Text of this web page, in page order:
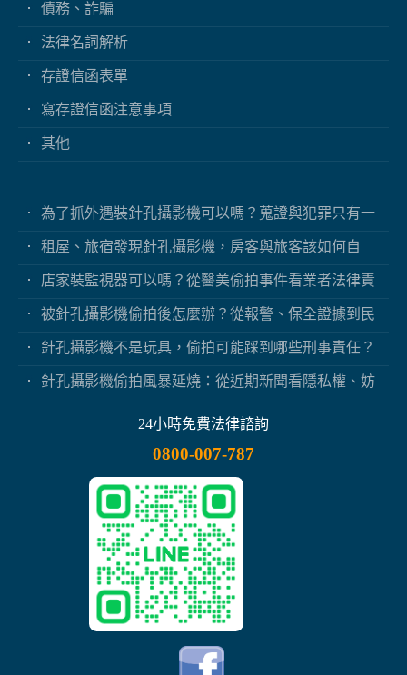
債務、詐騙
法律名詞解析
存證信函表單
寫存證信函注意事項
其他
為了抓外遇裝針孔攝影機可以嗎？蒐證與犯罪只有一
租屋、旅宿發現針孔攝影機，房客與旅客該如何自
店家裝監視器可以嗎？從醫美偷拍事件看業者法律責
被針孔攝影機偷拍後怎麼辦？從報警、保全證據到民
針孔攝影機不是玩具，偷拍可能踩到哪些刑事責任？
針孔攝影機偷拍風暴延燒：從近期新聞看隱私權、妨
24小時免費法律諮詢
0800-007-787